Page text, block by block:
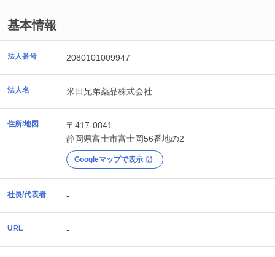
基本情報
法人番号 2080101009947
法人名 米田兄弟薬品株式会社
住所/地図
〒417-0841
静岡県富士市富士岡56番地の2
Googleマップで表示
社長/代表者 -
URL -